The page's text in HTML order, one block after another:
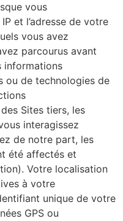
vous
et l’adresse de votre
vous avez
parcourus avant
informations
ou de technologies de
Sites tiers, les
interagissez
de notre part, les
été affectés et
Votre localisation
à votre
unique de votre
GPS ou